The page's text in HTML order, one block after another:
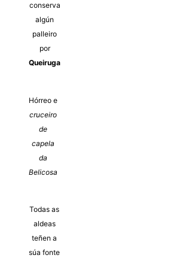
conserva
algún
palleiro
por
Queiruga
Hórreo e
cruceiro
de
capela
da
Belicosa
Todas as
aldeas
teñen a
súa fonte